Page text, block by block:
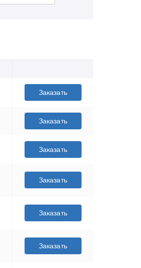
Заказать
Заказать
Заказать
Заказать
Заказать
Заказать